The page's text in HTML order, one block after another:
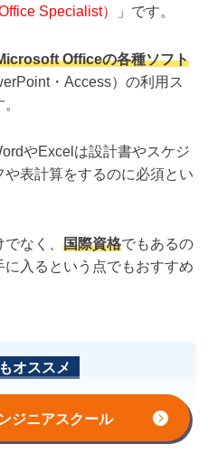
ジニアスクール
Specialist） 」です。
Officeの各種ソフト
・Access）の利用ス
やExcelは設計書やスケジ
表計算をするのに必須とい
でなく、 国際資格でもあるの
入るという点でもおすすめ
オススメ
？4つの理由と取るメリットを紹介